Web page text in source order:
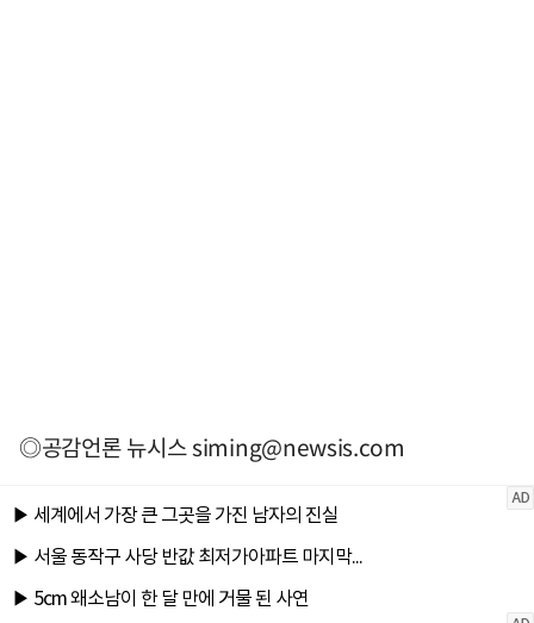
◎공감언론 뉴시스siming@newsis.com